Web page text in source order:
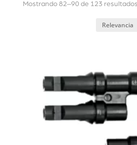
Mostrando 82–90 de 123 resultados